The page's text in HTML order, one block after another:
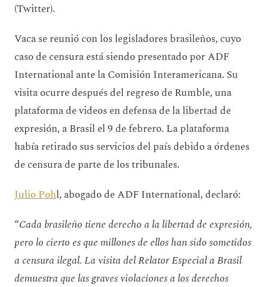
(Twitter).
Vaca se reunió con los legisladores brasileños, cuyo
caso de censura está siendo presentado por ADF
International ante la Comisión Interamericana. Su
visita ocurre después del regreso de Rumble, una
plataforma de videos en defensa de la libertad de
expresión, a Brasil el 9 de febrero. La plataforma
había retirado sus servicios del país debido a órdenes
de censura de parte de los tribunales.
Julio Pohl, abogado de ADF International, declaró:
“Cada brasileño tiene derecho a la libertad de expresión,
pero lo cierto es que millones de ellos han sido sometidos
a censura ilegal. La visita del Relator Especial a Brasil
demuestra que las graves violaciones a los derechos